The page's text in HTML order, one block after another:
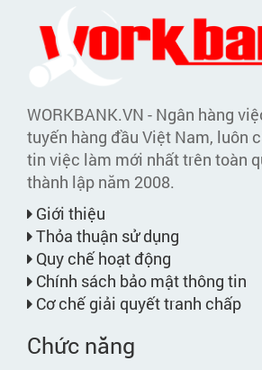
WORKBANK.VN - Ngân hàng
tuyến hàng đầu Việt Nam, luôn
tin việc làm mới nhất trên toàn
thành lập năm 2008.
Giới thiệu
Thỏa thuận sử dụng
Quy chế hoạt động
Chính sách bảo mật thông tin
Cơ chế giải quyết tranh chấp
Chức năng